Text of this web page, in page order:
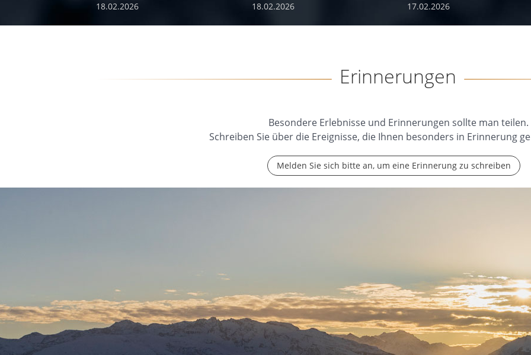
18.02.2026 18.02.2026 17.02.2026
Erinnerungen
Besondere Erlebnisse und Erinnerungen sollte man teilen.
Schreiben Sie über die Ereignisse, die Ihnen besonders in Erinnerung
Melden Sie sich bitte an, um eine Erinnerung zu schreiben